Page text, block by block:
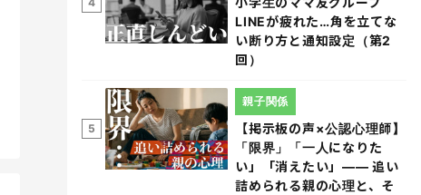
LINEが疲れた…角を立てな
い断り方と通知設定（第2
回）
5
【掲示板の声×公認心理師】
「限界」「一人になりた
い」「消えたい」―― 追い
詰められる親の心理と、そ
親子関係